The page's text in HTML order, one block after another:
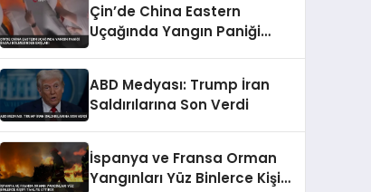
Çin’de China Eastern
Uçağında Yangın Paniği
ABD Medyası: Trump İran
Saldırılarına Son Verdi
İspanya ve Fransa Orman
Yangınları Yüz Binlerce Kişiyi